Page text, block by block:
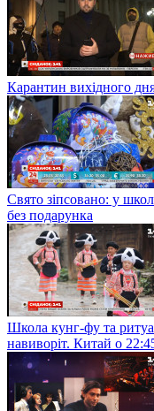
Карантин вихідного
Свято зіпсовано: у
без подарунка
Школа кунг-фу та
навиворіт. Китай о